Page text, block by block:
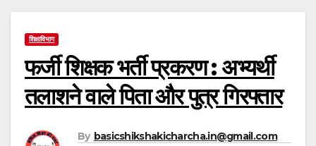
शिक्षाविभाग
फर्जी शिक्षक भर्ती प्रकरण : अभ्यर्थी
तलाशने वाले पिता और पुत्र गिरफ्तार
By basicshikshakicharcha.in@gmail.com